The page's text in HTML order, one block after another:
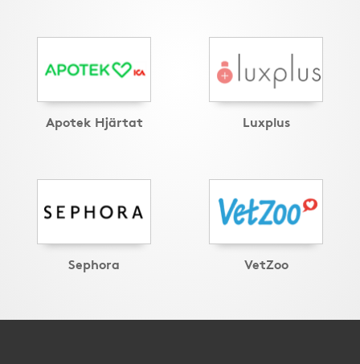
Apotek Hjärtat Luxplus
Sephora VetZoo